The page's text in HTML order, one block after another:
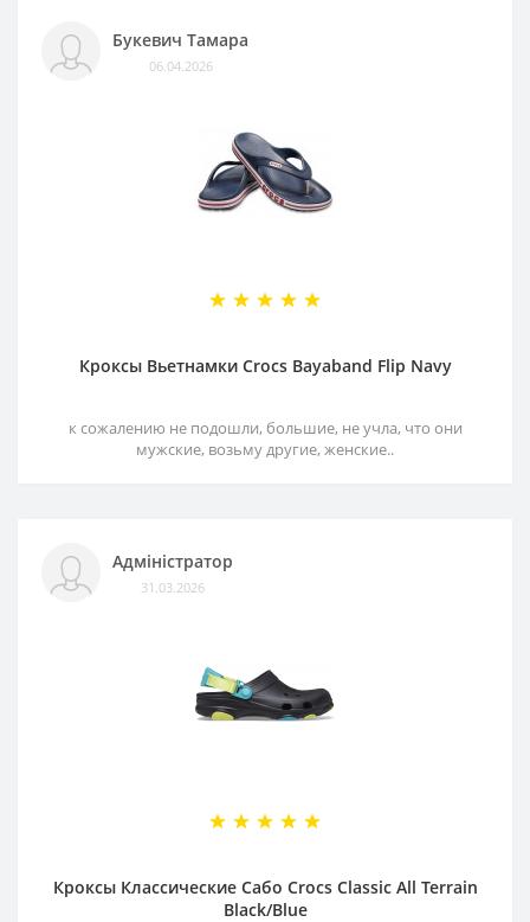
Букевич Тамара
06.04.2026
Кроксы Вьетнамки Crocs Bayaband Flip Navy
к сожалению не подошли, большие, не учла, что они
мужские, возьму другие, женские..
Адміністратор
31.03.2026
Кроксы Классические Сабо Crocs Classiс All Terrain
Black/Blue